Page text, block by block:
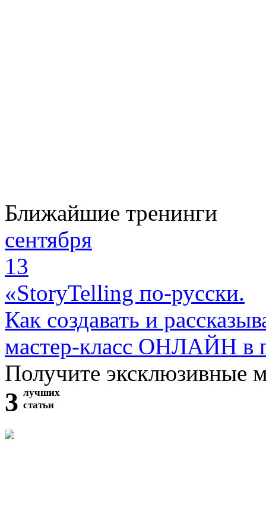
Ближайшие тренинги
сентября
13
«StoryTelling по-русски.
Как создавать и
мастер-класс ОНЛАЙН в
Получите эксклюзивные
3 лучших
статьи